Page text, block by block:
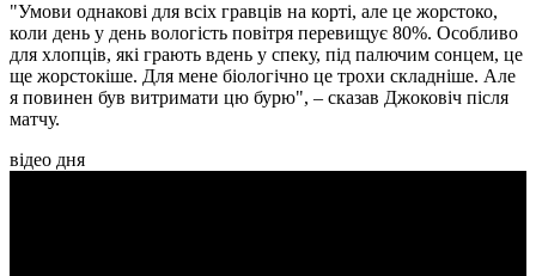
"Умови однакові для всіх гравців на корті, але це жорстоко,
коли день у день вологість повітря перевищує 80%. Особливо
для хлопців, які грають вдень у спеку, під палючим сонцем, це
ще жорстокіше. Для мене біологічно це трохи складніше. Але
я повинен був витримати цю бурю", – сказав Джоковіч після
матчу.
відео дня